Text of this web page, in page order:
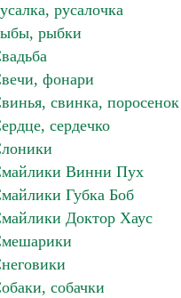
русалочка
рыбки
фонари
свинка, поросенок
сердечко
Винни Пух
Губка Боб
Доктор Хаус
собачки